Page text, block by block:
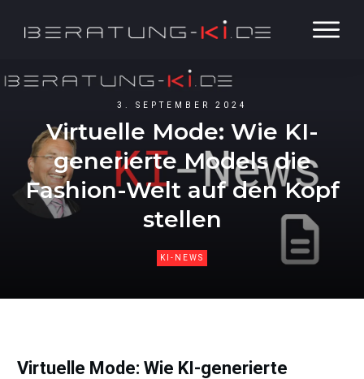
3. SEPTEMBER 2024
Virtuelle Mode: Wie KI-
generierte Models die
Fashion-Welt auf den Kopf
stellen
KI-NEWS
Virtuelle Mode: Wie KI-generierte